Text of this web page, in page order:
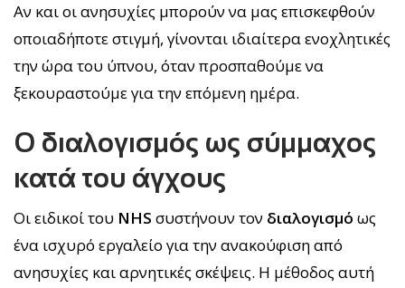
Αν και οι ανησυχίες μπορούν να μας επισκεφθούν
οποιαδήποτε στιγμή, γίνονται ιδιαίτερα ενοχλητικές
την ώρα του ύπνου, όταν προσπαθούμε να
ξεκουραστούμε για την επόμενη ημέρα.
Ο διαλογισμός ως σύμμαχος
κατά του άγχους
Οι ειδικοί του NHS συστήνουν τον διαλογισμό ως
ένα ισχυρό εργαλείο για την ανακούφιση από
ανησυχίες και αρνητικές σκέψεις. Η μέθοδος αυτή